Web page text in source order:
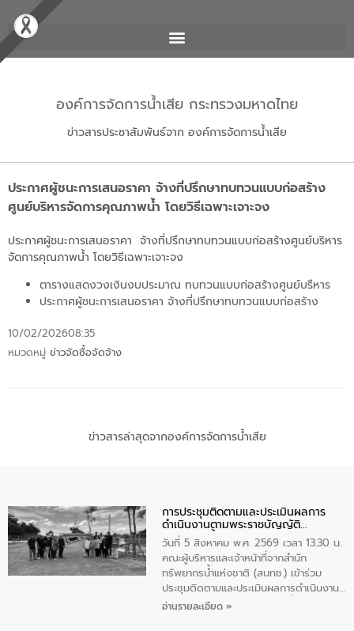
องค์การจัดการน้ำเสีย กระทรวงมหาดไทย
ข่าวสารประชาสัมพันธ์จาก องค์การจัดการน้ำเสีย
ประกาศผู้ชนะการเสนอราคา จ้างที่ปรึกษาทบทวนแบบก่อสร้าง
ศูนย์บริหารจัดการคุณภาพน้ำ โดยวิธีเฉพาะเจาะจง
ประกาศผู้ชนะการเสนอราคา จ้างที่ปรึกษาทบทวนแบบก่อสร้างศูนย์บริหาร
จัดการคุณภาพน้ำ โดยวิธีเฉพาะเจาะจง
ตารางแสดงวงเงินงบประมาณ ทบทวนแบบก่อสร้างศูนย์บรืหาร
ประกาศผู้ชนะการเสนอราคา จ้างที่ปรึกษาทบทวนแบบก่อสร้าง
10/02/202608:35
หมวดหมู่ ข่าวจัดซื้อจัดจ้าง
ข่าวสารล่าสุดจากองค์การจัดการน้ำเสีย
การประชุมติดตามและประเมินผลการ
ดำเนินงานตามพระราชบัญญัติ
ทรัพยากรน้ำ พ.ศ. 2561 ประจำ
ปีงบประมาณ พ.ศ. 2569
วันที่ 5 สิงหาคม พ.ศ. 2569 เวลา 13.30 น.
คณะผู้บริหารและเจ้าหน้าที่จากสำนัก
ทรัพยากรน้ำแห่งชาติ (สนทช.) เข้าร่วม
ประชุมติดตามและประเมินผลการดำเนินงาน
ตามพระราชบัญญัติทรัพยากรน้ำ พ.ศ. 2561
อ่านรายละเอียด »